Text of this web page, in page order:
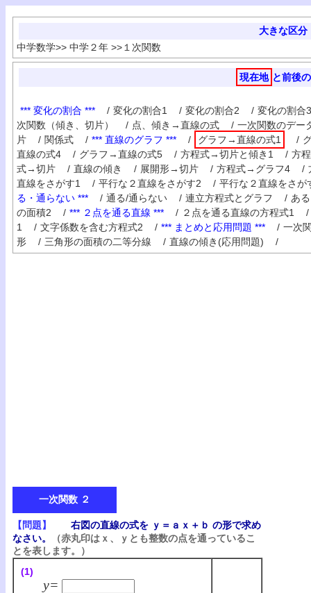
大きな区分
中学数学>> 中学２年 >> １次関数
現在地 と前後
*** 変化の割合 *** / 変化の割合1 / 変化の割合2 / 変化の割合3
次関数（傾き、切片）
/ 点、傾き→直線の式 / 一次関数のデー
片
/ 関係式 / *** 直線のグラフ *** / グラフ→直線の式1 /
直線の式4
/ グラフ→直線の式5 / 方程式→切片と傾き1 / 方
式→切片
/ 直線の傾き / 展開形→切片 / 方程式→グラフ4 /
直線をさがす1
/ 平行な２直線をさがす2 / 平行な２直線をさが
る・通らない ***
/ 通る/通らない / 連立方程式とグラフ / あ
の面積2
/ *** ２点を通る直線 *** / ２点を通る直線の方程式1
/
1
/ 文字係数を含む方程式2 / *** まとめと応用問題 *** / 一次
形
/ 三角形の面積の二等分線 / 直線の傾き(応用問題) /
一次関数 ２
【問題】
右図の直線の式を ｙ＝ａｘ＋ｂ の形で求め
なさい。
（赤丸印はｘ、ｙとも整数の点を通っているこ
とを表します。）
(1)
y=